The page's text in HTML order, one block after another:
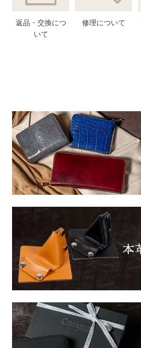
返品・交換につ
いて
修理について